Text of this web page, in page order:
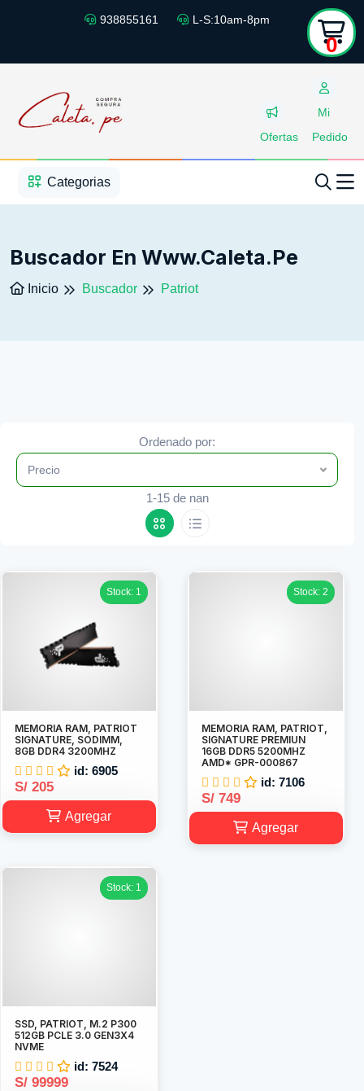
938855161 L-S:10am-8pm
Ofertas
Mi
Pedido
0
Categorias
Buscador En Www.caleta.pe
Inicio Buscador Patriot
Ordenado por:
Precio
1-15 de nan
Stock: 1
MEMORIA RAM, PATRIOT
SIGNATURE, SODIMM,
8GB DDR4 3200MHZ
id: 6905
S/ 205
Agregar
Stock: 2
MEMORIA RAM, PATRIOT,
SIGNATURE PREMIUN
16GB DDR5 5200MHZ
AMD* GPR-000867
id: 7106
S/ 749
Agregar
Stock: 1
SSD, PATRIOT, M.2 P300
512GB PCLE 3.0 GEN3X4
NVME
id: 7524
S/ 99999